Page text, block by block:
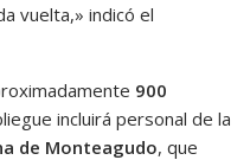
vuelta,» indicó el
900
incluirá personal de la
de Monteagudo, que